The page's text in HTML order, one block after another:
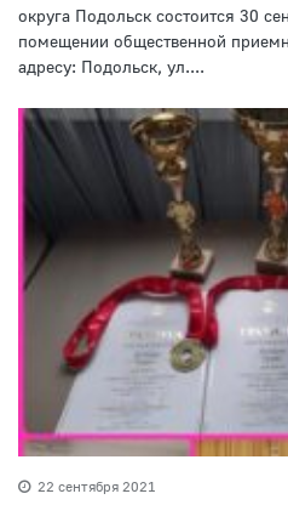
округа Подольск состоится 30
помещении общественной
адресу: Подольск, ул....
22 сентября 2021